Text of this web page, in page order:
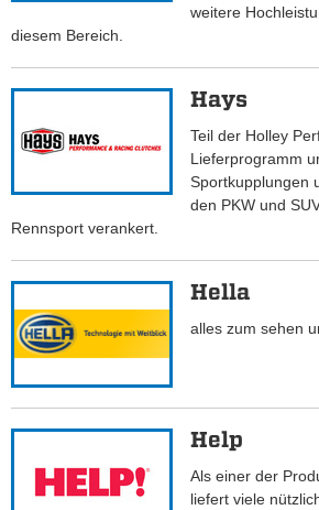
weitere
diesem Bereich.
Hays
Teil der Holley
Lieferprogramm
Sportkupplungen
den PKW und
Rennsport verankert.
Hella
alles zum sehen
Help
Als einer der
liefert viele